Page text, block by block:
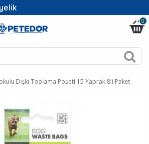
0
Dışkı Toplama Poşeti 15 Yaprak 8li Paket